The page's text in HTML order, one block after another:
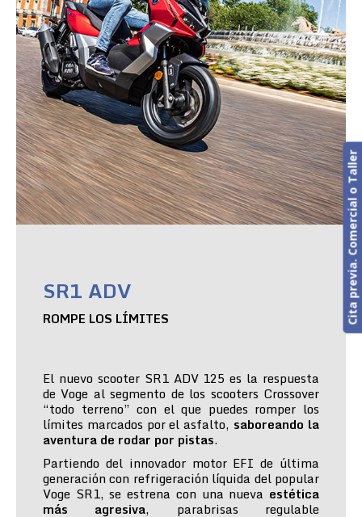
SR1 ADV
ROMPE LOS LÍMITES
El nuevo scooter SR1 ADV 125 es la respuesta
de Voge al segmento de los scooters Crossover
“todo terreno” con el que puedes romper los
límites marcados por el asfalto, saboreando la
aventura de rodar por pistas.
Partiendo del innovador motor EFI de última
generación con refrigeración líquida del popular
Voge SR1, se estrena con una nueva estética
más agresiva, parabrisas regulable
Cita previa. Comercial o Taller